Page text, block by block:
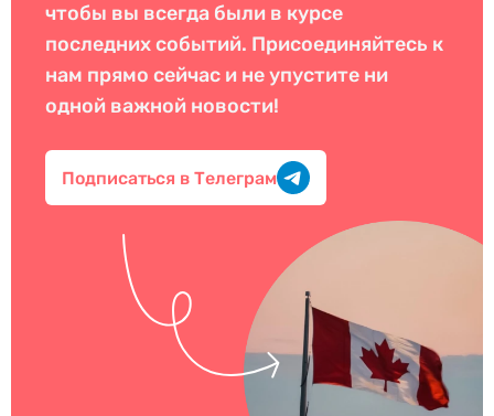
чтобы вы всегда были в курсе
последних событий. Присоединяйтесь к
нам прямо сейчас и не упустите ни
одной важной новости!
Подписаться в Телеграм